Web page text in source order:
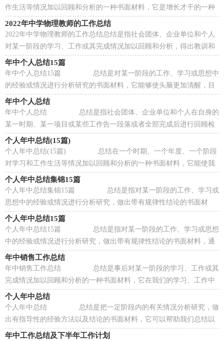
作生活等情况加以回顾和分析的一种书面材料，它是增长才干的一种
好办法，不如我们来制定一份总结吧。总结一般是...
2022年中学物理教师的工作总结
2022年中学物理教师的工作总结总结是指社会团体、企业单位和个人
对某一阶段的学习、工作或其完成情况加以回顾和分析，得出教训和
一些规律性认识的一种书面材料，它是增长才干的...
年中个人总结15篇
年中个人总结15篇 总结是对某一阶段的工作、学习或思想中
的经验或情况进行分析研究的书面材料，它能够使头脑更加清醒，目
标更加明确，因此我们需要回头归纳，写一份...
年中个人总结
年中个人总结 总结是指社会团体、企业单位和个人在自身的
某一时期、某一项目或某些工作告一段落或者全部完成后进行回顾检
查、分析评价，从而肯定成绩，得到经验...
个人年中总结(15篇)
个人年中总结(15篇) 总结在一个时期、一个年度、一个阶段
对学习和工作生活等情况加以回顾和分析的一种书面材料，它能使我
们及时找出错误并改正，不妨让我们认真...
个人年中总结集锦15篇
个人年中总结集锦15篇 总结是指对某一阶段的工作、学习或
思想中的经验或情况进行分析研究，做出带有规律性结论的书面材
料，它能使我们及时找出错误并改正，不如静...
个人年中总结15篇
个人年中总结15篇 总结是指对某一阶段的工作、学习或思想
中的经验或情况进行分析研究，做出带有规律性结论的书面材料，通
过它可以正确认识以往学习和工作中的优...
年中销售工作总结
年中销售工作总结 总结是事后对某一阶段的学习、工作或其
完成情况加以回顾和分析的一种书面材料，它在我们的学习、工作中
起到呈上启下的作用，让我们一起来学习...
个人年中总结
个人年中总结 总结是把一定阶段内的有关情况分析研究，做
出有指导性的经验方法以及结论的书面材料，它可以帮助我们总结以
往思想，发扬成绩，快快来写一份总结吧。你...
年中工作总结及下半年工作计划